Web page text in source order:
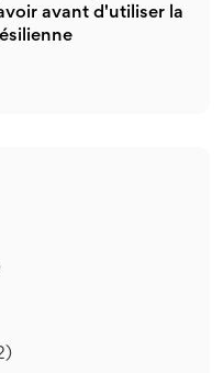
avant d'utiliser la